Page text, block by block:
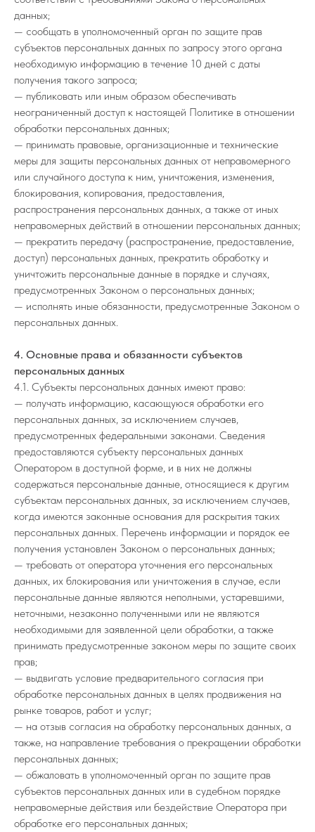
данных;
— сообщать в уполномоченный орган по защите прав
субъектов персональных данных по запросу этого органа
необходимую информацию в течение 10 дней с даты
получения такого запроса;
— публиковать или иным образом обеспечивать
неограниченный доступ к настоящей Политике в отношении
обработки персональных данных;
— принимать правовые, организационные и технические
меры для защиты персональных данных от неправомерного
или случайного доступа к ним, уничтожения, изменения,
блокирования, копирования, предоставления,
распространения персональных данных, а также от иных
неправомерных действий в отношении персональных данных;
— прекратить передачу (распространение, предоставление,
доступ) персональных данных, прекратить обработку и
уничтожить персональные данные в порядке и случаях,
предусмотренных Законом о персональных данных;
— исполнять иные обязанности, предусмотренные Законом о
персональных данных.
4. Основные права и обязанности субъектов
персональных данных
4.1. Субъекты персональных данных имеют право:
— получать информацию, касающуюся обработки его
персональных данных, за исключением случаев,
предусмотренных федеральными законами. Сведения
предоставляются субъекту персональных данных
Оператором в доступной форме, и в них не должны
содержаться персональные данные, относящиеся к другим
субъектам персональных данных, за исключением случаев,
когда имеются законные основания для раскрытия таких
персональных данных. Перечень информации и порядок ее
получения установлен Законом о персональных данных;
— требовать от оператора уточнения его персональных
данных, их блокирования или уничтожения в случае, если
персональные данные являются неполными, устаревшими,
неточными, незаконно полученными или не являются
необходимыми для заявленной цели обработки, а также
принимать предусмотренные законом меры по защите своих
прав;
— выдвигать условие предварительного согласия при
обработке персональных данных в целях продвижения на
рынке товаров, работ и услуг;
— на отзыв согласия на обработку персональных данных, а
также, на направление требования о прекращении обработки
персональных данных;
— обжаловать в уполномоченный орган по защите прав
субъектов персональных данных или в судебном порядке
неправомерные действия или бездействие Оператора при
обработке его персональных данных;